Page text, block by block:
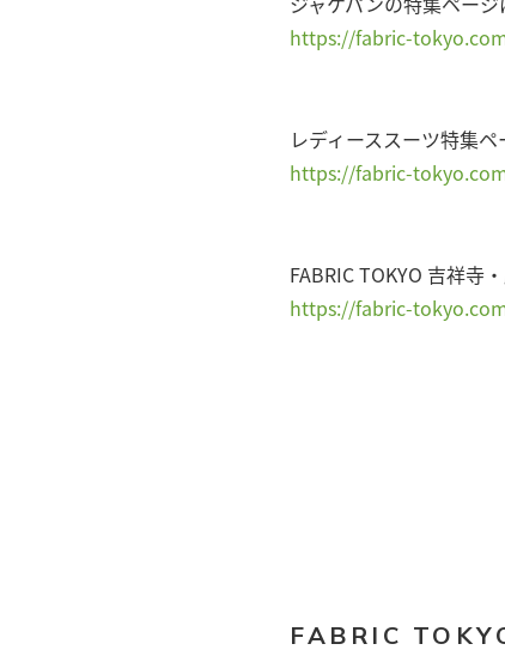
https://fabric-
レディーススーツ特集
https://fabric-
FABRIC TOKYO 吉祥寺
https://fabric-
FABRIC